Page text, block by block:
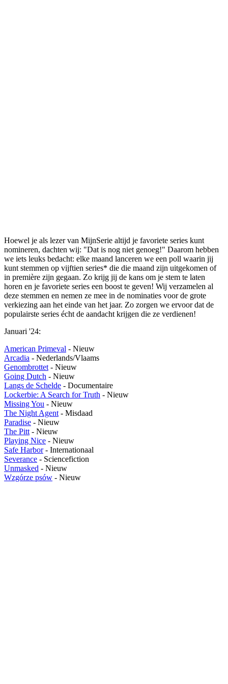
Hoewel je als lezer van MijnSerie altijd je favoriete series kunt
nomineren, dachten wij: "Dat is nog niet genoeg!" Daarom hebben
we iets leuks bedacht: elke maand lanceren we een poll waarin jij
kunt stemmen op vijftien series* die die maand zijn uitgekomen of
in première zijn gegaan. Zo krijg jij de kans om je stem te laten
horen en je favoriete series een boost te geven! Wij verzamelen al
deze stemmen en nemen ze mee in de nominaties voor de grote
verkiezing aan het einde van het jaar. Zo zorgen we ervoor dat de
populairste series écht de aandacht krijgen die ze verdienen!
Januari '24:
American Primeval - Nieuw
Arcadia - Nederlands/Vlaams
Genombrottet - Nieuw
Going Dutch - Nieuw
Langs de Schelde - Documentaire
Lockerbie: A Search for Truth - Nieuw
Missing You - Nieuw
The Night Agent - Misdaad
Paradise - Nieuw
The Pitt - Nieuw
Playing Nice - Nieuw
Safe Harbor- Internationaal
Severance - Sciencefiction
Unmasked - Nieuw
Wzgórze psów - Nieuw